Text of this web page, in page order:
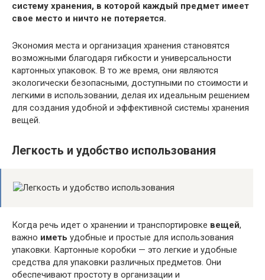
систему хранения, в которой каждый предмет имеет
свое место и ничто не потеряется.
Экономия места и организация хранения становятся
возможными благодаря гибкости и универсальности
картонных упаковок. В то же время, они являются
экологически безопасными, доступными по стоимости и
легкими в использовании, делая их идеальным решением
для создания удобной и эффективной системы хранения
вещей.
Легкость и удобство использования
Когда речь идет о хранении и транспортировке вещей,
важно иметь удобные и простые для использования
упаковки. Картонные коробки — это легкие и удобные
средства для упаковки различных предметов. Они
обеспечивают простоту в организации и